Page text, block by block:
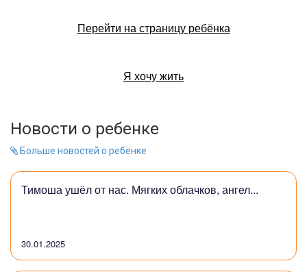
Перейти на страницу ребёнка
Я хочу жить
Новости о ребенке
Больше новостей о ребёнке
Тимоша ушёл от нас. Мягких облачков, ангел...
30.01.2025